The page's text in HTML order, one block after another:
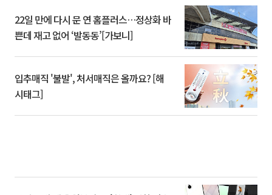
22일 만에 다시 문 연 홈플러스…정상화 바
쁜데 재고 없어 ‘발동동’[가보니]
입추매직 '불발', 처서매직은 올까요? [해
시태그]